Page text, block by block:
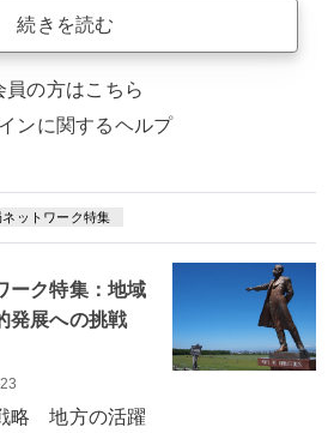
続きを読む
員の方はこちら
ンに関するヘルプ
ットワーク特集
ク特集：地域
発展への挑戦
略 地方の活躍